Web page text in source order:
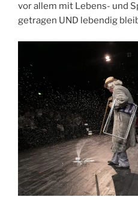
vor allem mit Lebens- und
getragen UND lebendig